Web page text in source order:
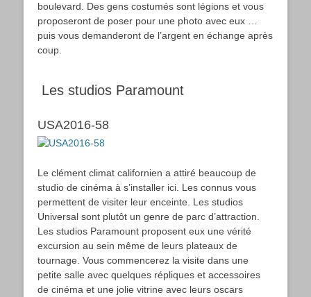
boulevard. Des gens costumés sont légions et vous
proposeront de poser pour une photo avec eux …
puis vous demanderont de l’argent en échange après
coup.
Les studios Paramount
USA2016-58
Le clément climat californien a attiré beaucoup de
studio de cinéma à s’installer ici. Les connus vous
permettent de visiter leur enceinte. Les studios
Universal sont plutôt un genre de parc d’attraction.
Les studios Paramount proposent eux une vérité
excursion au sein même de leurs plateaux de
tournage. Vous commencerez la visite dans une
petite salle avec quelques répliques et accessoires
de cinéma et une jolie vitrine avec leurs oscars